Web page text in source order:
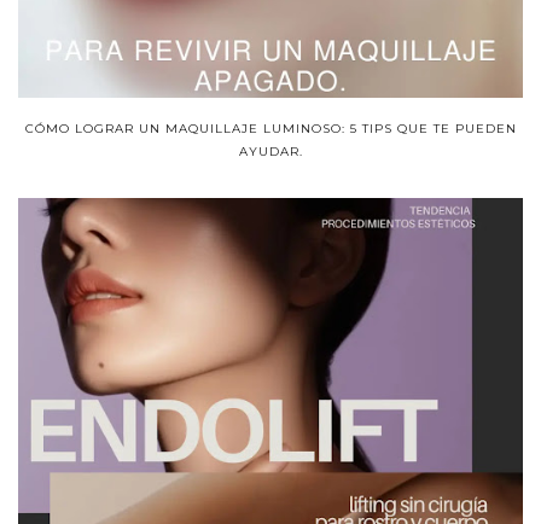
CÓMO LOGRAR UN MAQUILLAJE LUMINOSO: 5 TIPS QUE TE PUEDEN
AYUDAR.